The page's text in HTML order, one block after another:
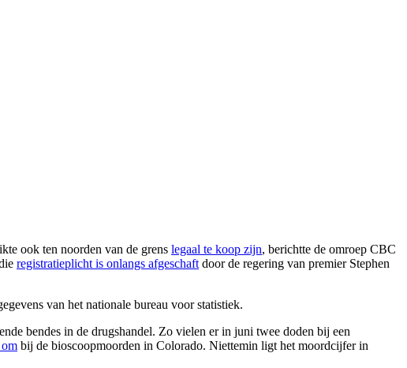
ook ten noorden van de grens legaal te koop zijn, berichtte de omroep CBC
registratieplicht is onlangs afgeschaftdoor de regering van premier Stephen
van het nationale bureau voor statistiek.
bendes in de drugshandel. Zo vielen er in juni twee doden bij een
bij de bioscoopmoorden in Colorado. Niettemin ligt het moordcijfer in